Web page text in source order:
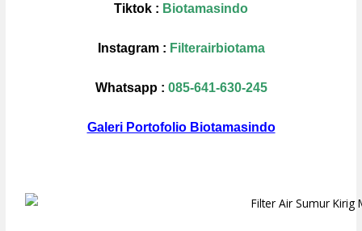
Tiktok : Biotamasindo
Instagram : Filterairbiotama
Whatsapp : 085-641-630-245
Galeri Portofolio Biotamasindo